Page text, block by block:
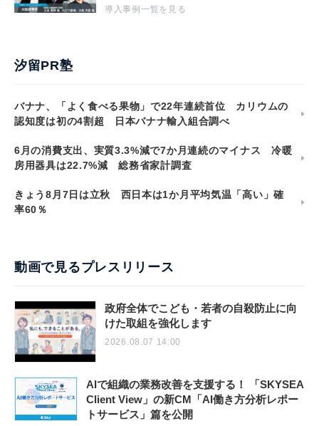
導入事例一覧を見る
汐留PR塾
バナナ、「よく食べる果物」で22年連続首位 カリウムの
認知度は初の4割超 日本バナナ輸入組合調べ
6月の消費支出、実質3.3%減で7か月連続のマイナス 冷暖
房用器具は22.7%減 総務省家計調査
きょう8月7日は立秋 西日本は1か月平均気温「高い」確
率60％
動画で見るプレスリリース
政府全体でこども・若者の自殺防止に向
けた取組を強化します
2026.08.07 14:00
AIで組織の業務改善を支援する！ 「SKYSEA
Client View」の新CM「AI働き方分析レポー
トサービス」篇を公開